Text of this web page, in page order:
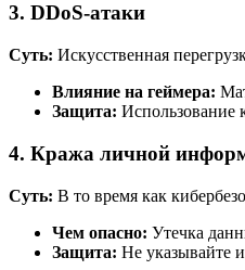
3. DDoS-атаки
Суть: Искусственная
Влияние на геймера:
Защита: Использование
4. Кража личной
Суть: В то время как
Чем опасно: Утечка
Защита: Не указывайте